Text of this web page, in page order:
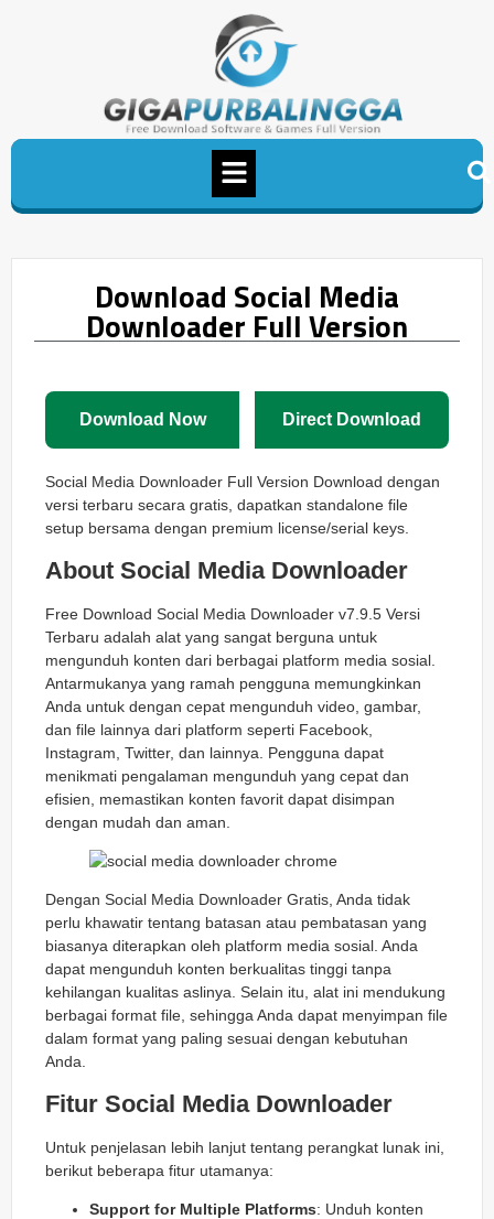
Download Social Media
Downloader Full Version
Download Now Direct Download
Social Media Downloader Full Version Download dengan
versi terbaru secara gratis, dapatkan standalone file
setup bersama dengan premium license/serial keys.
About Social Media Downloader
Free Download Social Media Downloader v7.9.5 Versi
Terbaru adalah alat yang sangat berguna untuk
mengunduh konten dari berbagai platform media sosial.
Antarmukanya yang ramah pengguna memungkinkan
Anda untuk dengan cepat mengunduh video, gambar,
dan file lainnya dari platform seperti Facebook,
Instagram, Twitter, dan lainnya. Pengguna dapat
menikmati pengalaman mengunduh yang cepat dan
efisien, memastikan konten favorit dapat disimpan
dengan mudah dan aman.
Dengan Social Media Downloader Gratis, Anda tidak
perlu khawatir tentang batasan atau pembatasan yang
biasanya diterapkan oleh platform media sosial. Anda
dapat mengunduh konten berkualitas tinggi tanpa
kehilangan kualitas aslinya. Selain itu, alat ini mendukung
berbagai format file, sehingga Anda dapat menyimpan file
dalam format yang paling sesuai dengan kebutuhan
Anda.
Fitur Social Media Downloader
Untuk penjelasan lebih lanjut tentang perangkat lunak ini,
berikut beberapa fitur utamanya:
Support for Multiple Platforms: Unduh konten